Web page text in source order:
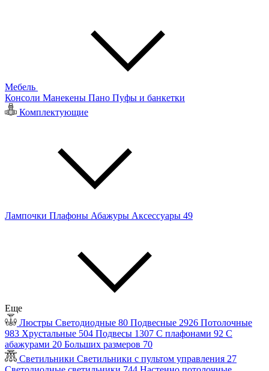
Мебель
Консоли Манекены Пано Пуфы и банкетки
Комплектующие
Лампочки Плафоны Абажуры Аксессуары 49
Еще
Люстры Светодиодные 80 Подвесные 2926 Потолочные
983 Хрустальные 504 Подвесы 1307 С плафонами 92 С
абажурами 20 Больших размеров 70
Светильники Светильники с пультом управления 27